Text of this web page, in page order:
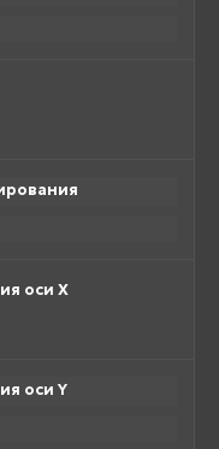
оси X
оси Y